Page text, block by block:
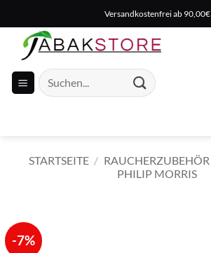
Inhalt
springen
Versandkostenfrei ab 90,00€
Suche
nach:
STARTSEITE / RAUCHERZUBEHÖR
PHILIP MORRIS
-7%